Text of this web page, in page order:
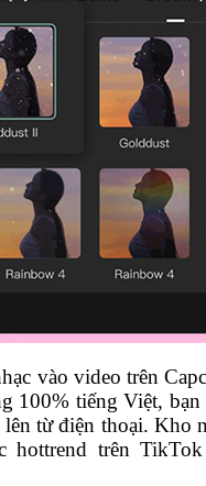
vào video trên
100% tiếng Việt, bạn
lên từ điện thoại. Kho
hottrend trên